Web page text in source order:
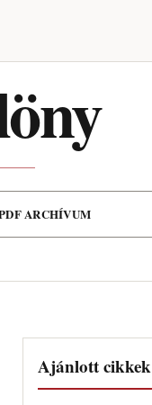
ARCHÍVUM
Ajánlott cikkek